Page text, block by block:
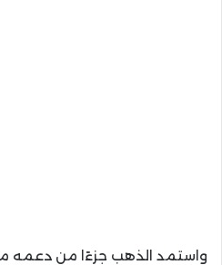
واستمد الذهب جزءًا من دعمه